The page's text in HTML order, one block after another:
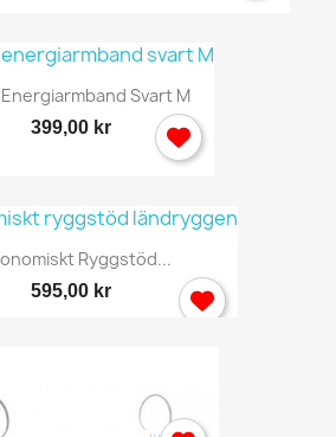
Svart M
399,00 kr
Ryggstöd...
595,00 kr